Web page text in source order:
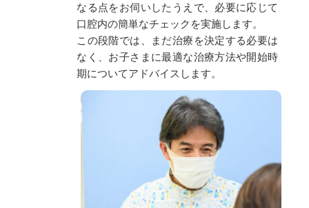
なる点をお伺いしたうえで、必要に応じて
口腔内の簡単なチェックを実施します。
この段階では、まだ治療を決定する必要は
なく、お子さまに最適な治療方法や開始時
期についてアドバイスします。